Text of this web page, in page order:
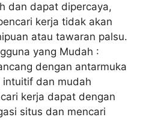
dan dapat dipercaya,
kerja tidak akan
atau tawaran palsu.
yang Mudah :
dengan antarmuka
intuitif dan mudah
kerja dapat dengan
situs dan mencari